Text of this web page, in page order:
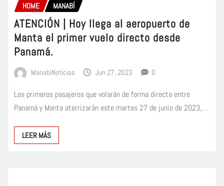
HOME MANABÍ
ATENCIÓN | Hoy llega al aeropuerto de
Manta el primer vuelo directo desde
Panamá.
ManabiNoticias Jun 27, 2023 0
Los primeros pasajeros que volarán de forma directa entre
Panamá y Manta aterrizarán este martes 27 de junio de 2023,…
LEER MÁS